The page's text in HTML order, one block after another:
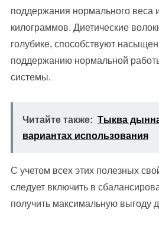
поддержания нормального веса
килограммов. Диетические
голубике, способствуют
поддержанию нормальной
системы.
Читайте также: Тыква
вариантах использования
С учетом всех этих полезных
следует включить в
получить максимальную выгоду